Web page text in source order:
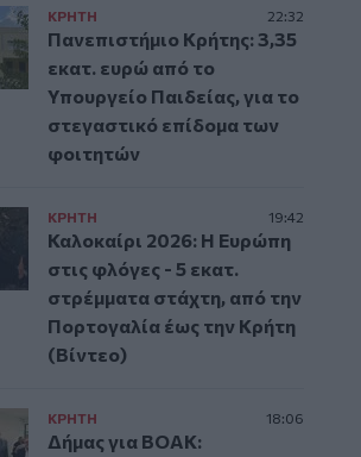
ΚΡΗΤΗ 22:32
Πανεπιστήμιο Κρήτης: 3,35
εκατ. ευρώ από το
Υπουργείο Παιδείας, για το
στεγαστικό επίδομα των
φοιτητών
ΚΡΗΤΗ 19:42
Καλοκαίρι 2026: Η Ευρώπη
στις φλόγες - 5 εκατ.
στρέμματα στάχτη, από την
Πορτογαλία έως την Κρήτη
(Βίντεο)
ΚΡΗΤΗ 18:06
Δήμας για ΒΟΑΚ: